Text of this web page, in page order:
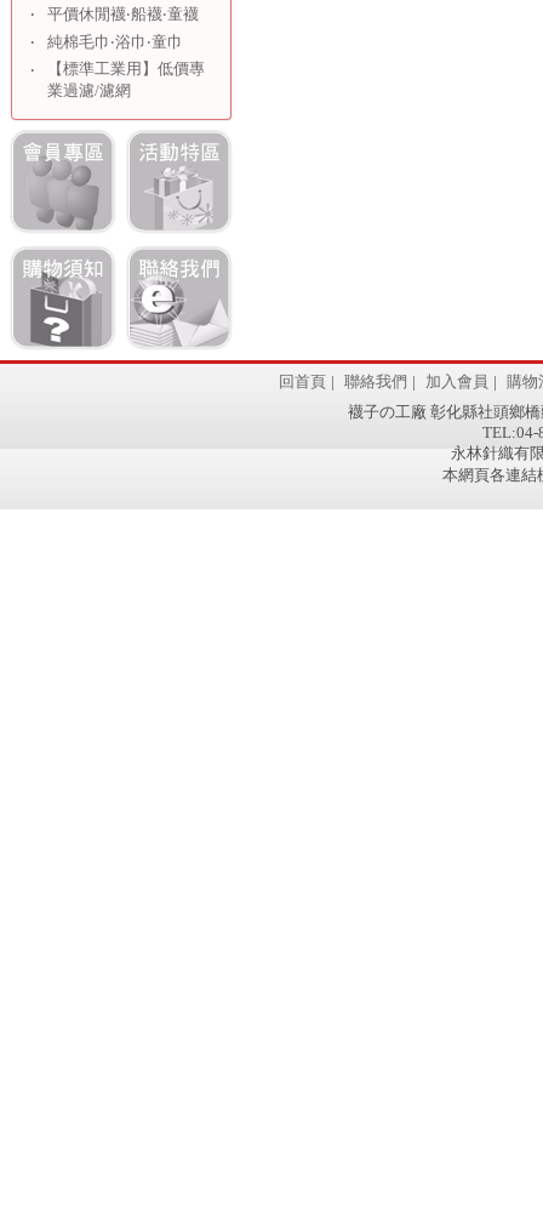
‧
平價休閒襪‧船襪‧童襪
‧
純棉毛巾‧浴巾‧童巾
‧
【標準工業用】低價專
業過濾/濾網
回首頁 | 聯絡我們 | 加入會員 | 購物
襪子の工廠 彰化縣社頭鄉
TEL:04-
永林針織有
本網頁各連結